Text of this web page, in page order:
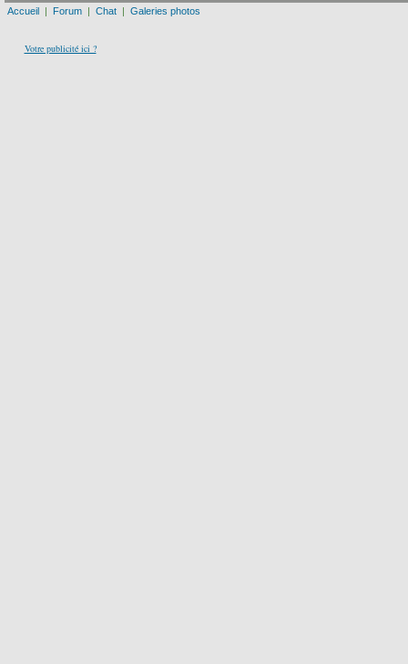
Accueil | Forum | Chat | Galeries photos
Votre publicité ici ?